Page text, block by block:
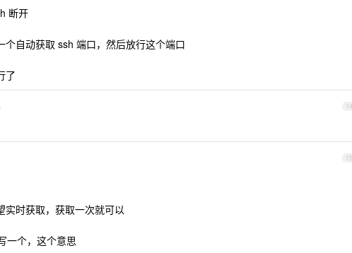
断开
个自动获取 ssh 端口，然后放行这个端口
了
14
15
实时获取，获取一次就可以
一个，这个意思